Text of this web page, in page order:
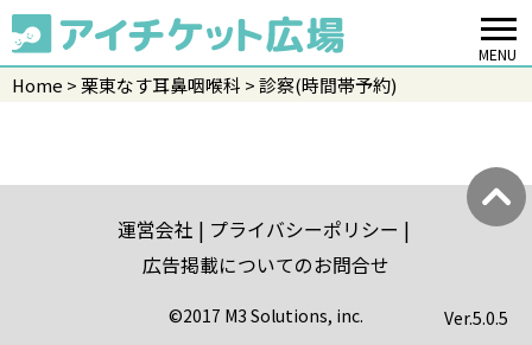
MENU
Home 栗東なす耳鼻咽喉科 診察(時間帯予約)
運営会社
プライバシーポリシー
広告掲載についてのお問合せ
©2017 M3 Solutions, inc. Ver.5.0.5